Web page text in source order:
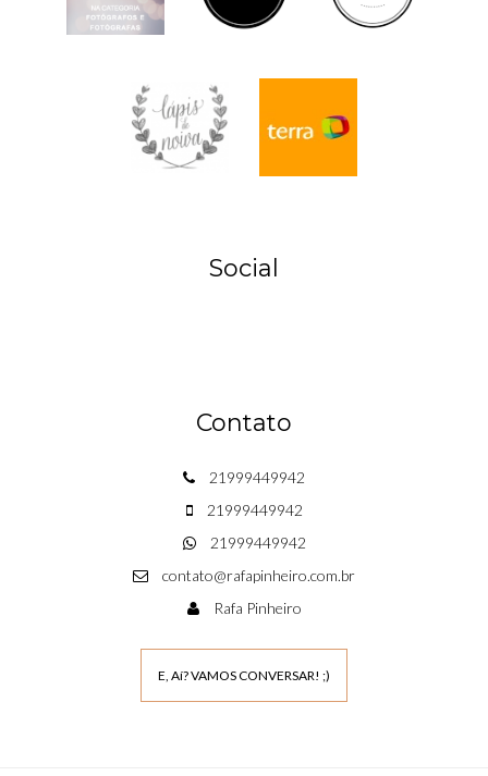
Social
Contato
21999449942
21999449942
21999449942
contato@rafapinheiro.com.br
Rafa Pinheiro
E, Aí? VAMOS CONVERSAR! ;)